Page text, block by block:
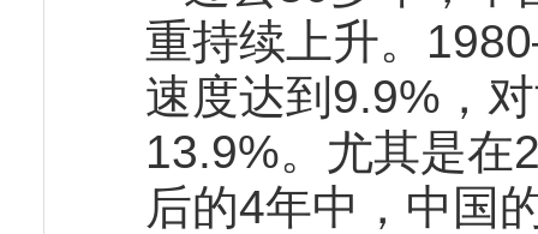
重持续上升。
速度达到9.9%，
13.9%。尤其是
后的4年中，中国